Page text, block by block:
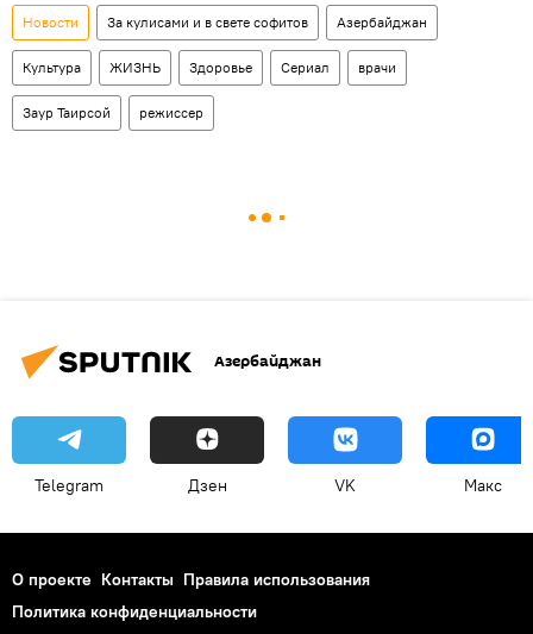
Новости За кулисами и в свете софитов Азербайджан
Культура ЖИЗНЬ Здоровье Сериал врачи
Заур Таирсой режиссер
Азербайджан
Telegram Дзен VK Макс
О проекте Контакты Правила использования
Политика конфиденциальности